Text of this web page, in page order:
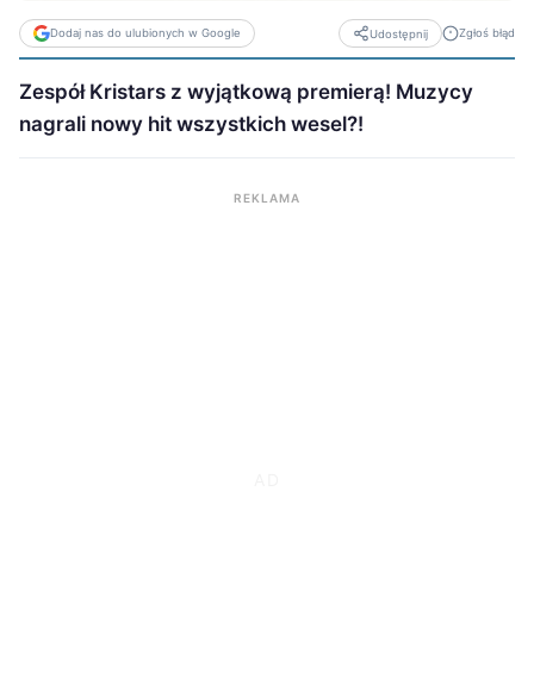
Dodaj nas do ulubionych w Google Udostępnij Zgłoś błąd
Zespół Kristars z wyjątkową premierą! Muzycy
nagrali nowy hit wszystkich wesel?!
REKLAMA